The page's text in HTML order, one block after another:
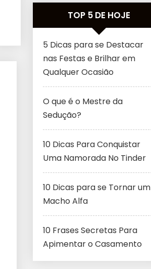
TOP 5 DE HOJE
5 Dicas para se Destacar
nas Festas e Brilhar em
Qualquer Ocasião
O que é o Mestre da
Sedução?
10 Dicas Para Conquistar
Uma Namorada No Tinder
10 Dicas para se Tornar um
Macho Alfa
10 Frases Secretas Para
Apimentar o Casamento